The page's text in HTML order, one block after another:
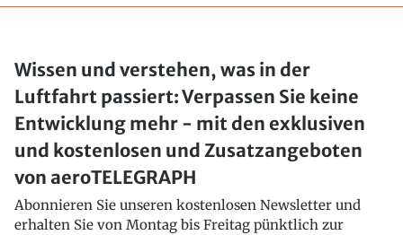
Wissen und verstehen, was in der
Luftfahrt passiert: Verpassen Sie keine
Entwicklung mehr - mit den exklusiven
und kostenlosen und Zusatzangeboten
von aeroTELEGRAPH
Abonnieren Sie unseren kostenlosen Newsletter und
erhalten Sie von Montag bis Freitag pünktlich zur